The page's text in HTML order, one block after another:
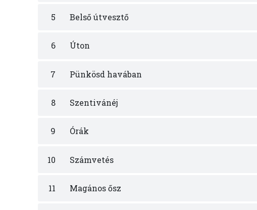
5 Belső útvesztő
6 Úton
7 Pünkösd havában
8 Szentivánéj
9 Órák
10 Számvetés
11 Magános ősz